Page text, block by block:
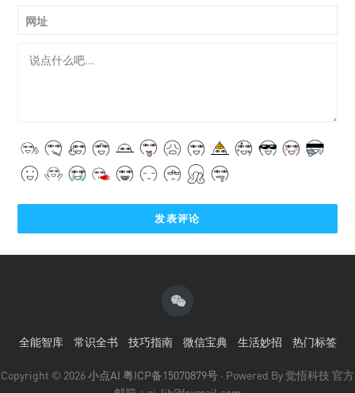
网址
全能智库 常识全书 技巧指南 微信宝典 生活妙招 热门标签
Copyright © 2026小点AI 粤ICP备15070879号 · Powered By 觉悟科技 官方